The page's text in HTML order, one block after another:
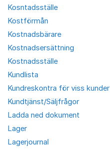
Kosntadsställe
Kostförmån
Kostnadsbärare
Kostnadsersättning
Kostnadsställe
Kundlista
Kundreskontra för viss kunder
Kundtjänst/Säljfrågor
Ladda ned dokument
Lager
Lagerjournal